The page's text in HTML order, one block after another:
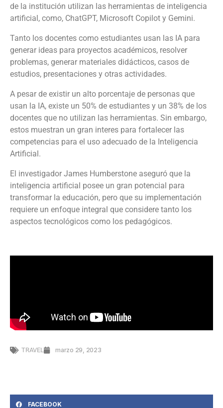
de la institución utilizan las herramientas de inteligencia
artificial, como, ChatGPT, Microsoft Copilot y Gemini.
Tanto los docentes como estudiantes usan las IA para
generar ideas para proyectos académicos, resolver
problemas, generar materiales didácticos, casos de
estudios, presentaciones y otras actividades.
A pesar de existir un alto porcentaje de personas que
usan la IA, existe un 50% de estudiantes y un 38% de los
docentes que no utilizan las herramientas. Sin embargo,
estos muestran un gran interes para fortalecer las
competencias para el uso adecuado de la Inteligencia
Artificial.
El investigador James Humberstone aseguró que la
inteligencia artificial posee un gran potencial para
transformar la educación, pero que su implementación
requiere un enfoque integral que considere tanto los
aspectos tecnológicos como los pedagógicos.
TRAVEL marzo 29, 2023
FACEBOOK